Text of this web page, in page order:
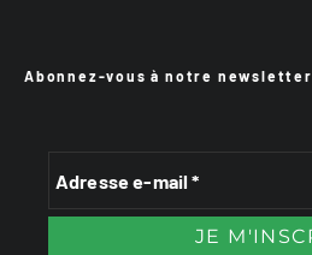
Abonnez-vous à notre newsletter